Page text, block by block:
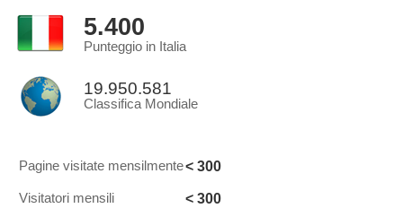
5.400
Punteggio in Italia
19.950.581
Classifica Mondiale
Pagine visitate mensilmente< 300
Visitatori mensili < 300